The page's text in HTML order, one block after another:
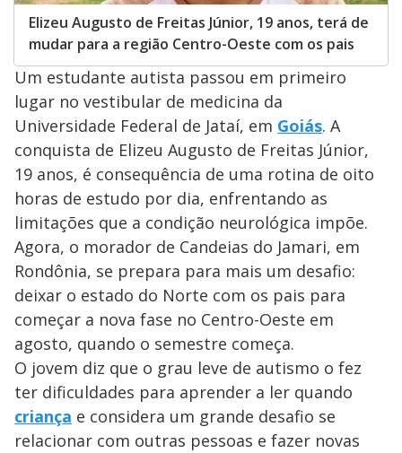
Elizeu Augusto de Freitas Júnior, 19 anos, terá de
mudar para a região Centro-Oeste com os pais
Um estudante autista passou em primeiro
lugar no vestibular de medicina da
Universidade Federal de Jataí, em Goiás. A
conquista de Elizeu Augusto de Freitas Júnior,
19 anos, é consequência de uma rotina de oito
horas de estudo por dia, enfrentando as
limitações que a condição neurológica impõe.
Agora, o morador de Candeias do Jamari, em
Rondônia, se prepara para mais um desafio:
deixar o estado do Norte com os pais para
começar a nova fase no Centro-Oeste em
agosto, quando o semestre começa.
O jovem diz que o grau leve de autismo o fez
ter dificuldades para aprender a ler quando
criança e considera um grande desafio se
relacionar com outras pessoas e fazer novas